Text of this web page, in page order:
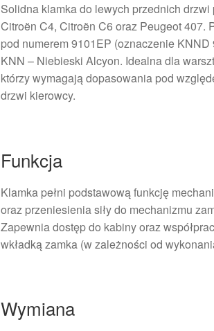
Solidna klamka do lewych przednich
Citroën C4, Citroën C6 oraz Peugeot 407.
pod numerem 9101EP (oznaczenie
KNN – Niebieski Alcyon. Idealna dla
którzy wymagają dopasowania pod
drzwi kierowcy.
Funkcja
Klamka pełni podstawową funkcję
oraz przeniesienia siły do mechanizmu
Zapewnia dostęp do kabiny oraz
wkładką zamka (w zależności od
Wymiana